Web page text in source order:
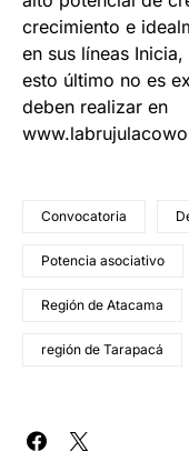
crecimiento e
en sus líneas
esto último no es
deben realizar en
Convocatoria
Potencia asociativo
Región de Atacama
región de Tarapacá